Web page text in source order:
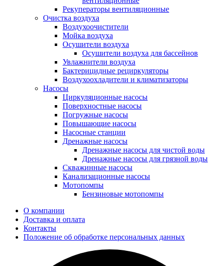
Рекуператоры вентиляционные
Очистка воздуха
Воздухоочистители
Мойка воздуха
Осушители воздуха
Осушители воздуха для бассейнов
Увлажнители воздуха
Бактерицидные рециркуляторы
Воздухоохладители и климатизаторы
Насосы
Циркуляционные насосы
Поверхностные насосы
Погружные насосы
Повышающие насосы
Насосные станции
Дренажные насосы
Дренажные насосы для чистой воды
Дренажные насосы для грязной воды
Скважинные насосы
Канализационные насосы
Мотопомпы
Бензиновые мотопомпы
О компании
Доставка и оплата
Контакты
Положение об обработке персональных данных